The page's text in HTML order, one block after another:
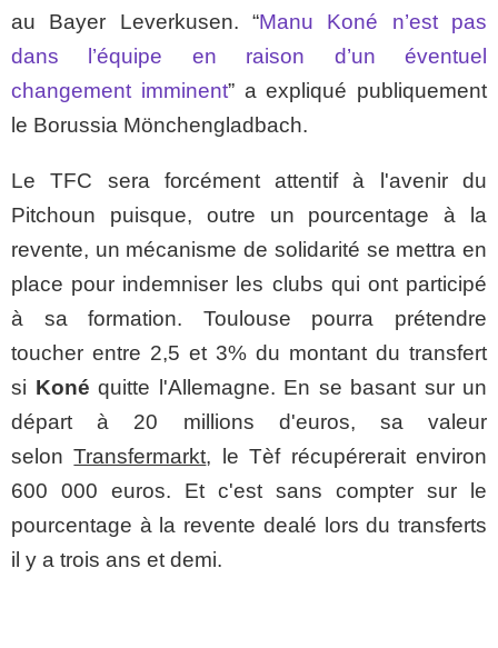
au Bayer Leverkusen. “Manu Koné n’est pas
dans l’équipe en raison d’un éventuel
changement imminent” a expliqué publiquement
le Borussia Mönchengladbach.
Le TFC sera forcément attentif à l'avenir du
Pitchoun puisque, outre un pourcentage à la
revente, un mécanisme de solidarité se mettra en
place pour indemniser les clubs qui ont participé
à sa formation. Toulouse pourra prétendre
toucher entre 2,5 et 3% du montant du transfert
si Koné quitte l'Allemagne. En se basant sur un
départ à 20 millions d'euros, sa valeur
selonTransfermarkt, le Tèf récupérerait environ
600 000 euros. Et c'est sans compter sur le
pourcentage à la revente dealé lors du transferts
il y a trois ans et demi.